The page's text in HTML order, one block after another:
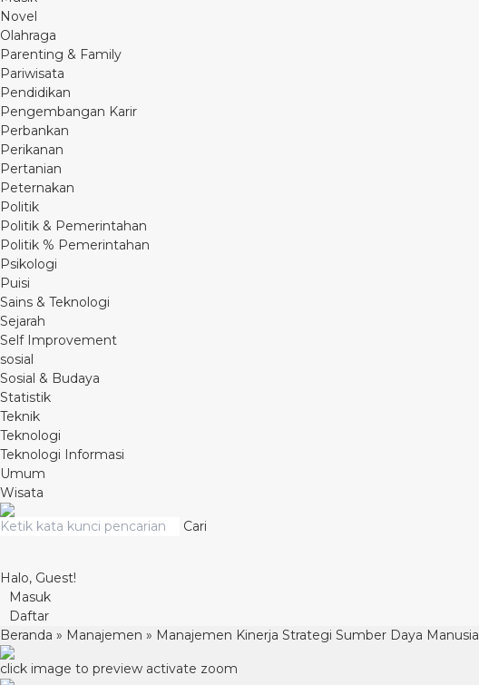
Novel
Olahraga
Parenting & Family
Pariwisata
Pendidikan
Pengembangan Karir
Perbankan
Perikanan
Pertanian
Peternakan
Politik
Politik & Pemerintahan
Politik % Pemerintahan
Psikologi
Puisi
Sains & Teknologi
Sejarah
Self Improvement
sosial
Sosial & Budaya
Statistik
Teknik
Teknologi
Teknologi Informasi
Umum
Wisata
Cari
Halo, Guest!
Masuk
Daftar
Beranda » Manajemen » Manajemen Kinerja Strategi Sumber Daya Manusia
click image to preview activate zoom